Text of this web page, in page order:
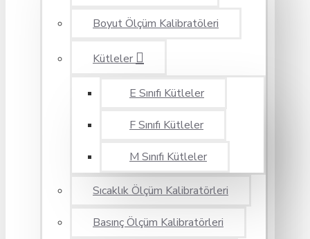
Boyut Ölçüm Kalibratöleri
Kütleler
E Sınıfı Kütleler
F Sınıfı Kütleler
M Sınıfı Kütleler
Sıcaklık Ölçüm Kalibratörleri
Basınç Ölçüm Kalibratörleri